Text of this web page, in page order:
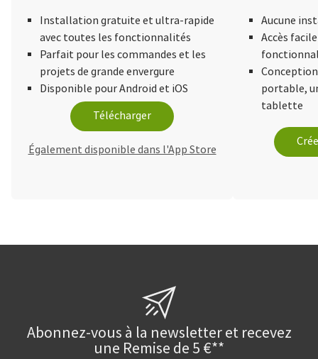
Installation gratuite et ultra-rapide
avec toutes les fonctionnalités
Parfait pour les commandes et les
projets de grande envergure
Disponible pour Android et iOS
Télécharger
Également disponible dans l'App Store
Aucune
Accès
portable,
tablette
Abonnez-vous à la newsletter et recevez
une Remise de 5 €**